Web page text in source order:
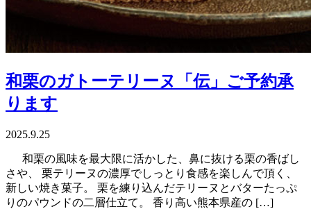
和栗のガトーテリーヌ「伝」ご予約承
ります
2025.9.25
和栗の風味を最大限に活かした、鼻に抜ける栗の香ばし
さや、 栗テリーヌの濃厚でしっとり食感を楽しんで頂く、
新しい焼き菓子。 栗を練り込んだテリーヌとバターたっぷ
りのパウンドの二層仕立て。 香り高い熊本県産の […]